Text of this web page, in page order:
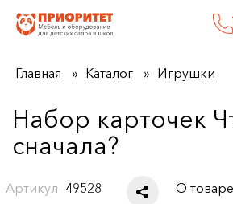
Главная Каталог Игрушки
Набор карточек
сначала?
Артикул: 49528 О товаре